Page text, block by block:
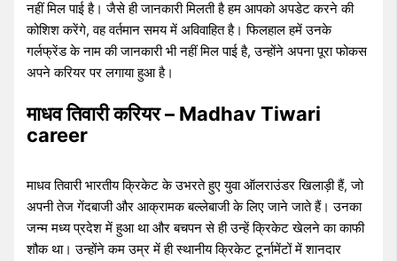
नहीं मिल पाई है। जैसे ही जानकारी मिलती है हम आपको अपडेट करने की
कोशिश करेंगे, वह वर्तमान समय में अविवाहित है। फिलहाल हमें उनके
गर्लफ्रेंड के नाम की जानकारी भी नहीं मिल पाई है, उन्होंने अपना पूरा फोकस
अपने करियर पर लगाया हुआ है।
माधव तिवारी करियर – Madhav Tiwari
career
माधव तिवारी भारतीय क्रिकेट के उभरते हुए युवा ऑलराउंडर खिलाड़ी हैं, जो
अपनी तेज गेंदबाजी और आक्रामक बल्लेबाजी के लिए जाने जाते हैं। उनका
जन्म मध्य प्रदेश में हुआ था और बचपन से ही उन्हें क्रिकेट खेलने का काफी
शौक था। उन्होंने कम उम्र में ही स्थानीय क्रिकेट टूर्नामेंटों में शानदार